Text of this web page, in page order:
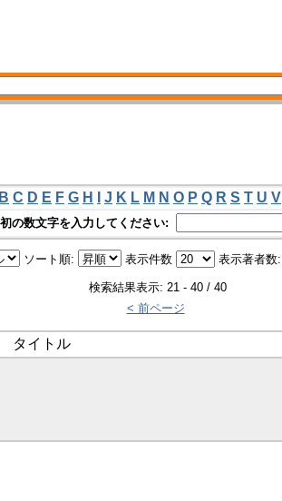
B C D E F G H J K L M N O P Q R S T U V
の数文字を入力してください:
ソート順: 表示件数 表示著者数:
検索結果表示: 21 - 40 / 40
< 前ページ
タイトル